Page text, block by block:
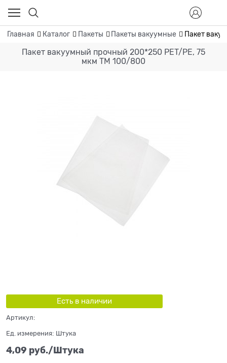
Главная Каталог Пакеты Пакеты вакуумные Пакет
Пакет вакуумный прочный 200*250 PET/PE, 75
мкм ТМ 100/800
Есть в наличии
Артикул:
Ед. измерения: Штука
4,09 руб./Штука